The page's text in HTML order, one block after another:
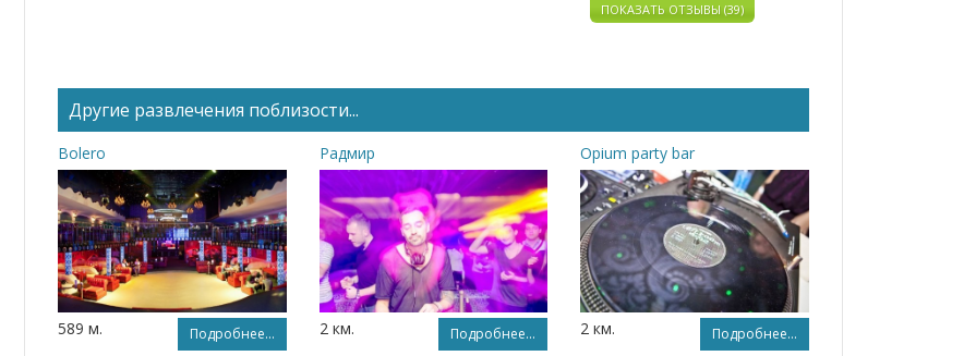
ПОКАЗАТЬ ОТЗЫВЫ (39)
Другие развлечения поблизости...
Bolero
589 м. Подробнее...
Радмир
2 км. Подробнее...
Opium party bar
2 км. Подробнее...